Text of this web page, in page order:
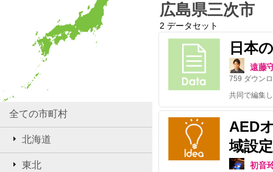
全ての市町村
北海道
東北
広島県三次市
2 データセット
日本
遠藤
759 ダウン
共同で編集
AED
域設
初音